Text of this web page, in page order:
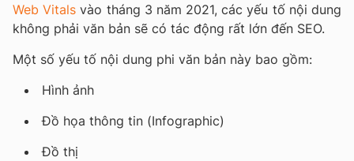
Web Vitals vào tháng 3 năm 2021, các yếu tố nội dung
không phải văn bản sẽ có tác động rất lớn đến SEO.
Một số yếu tố nội dung phi văn bản này bao gồm:
Hình ảnh
Đồ họa thông tin (Infographic)
Đồ thị